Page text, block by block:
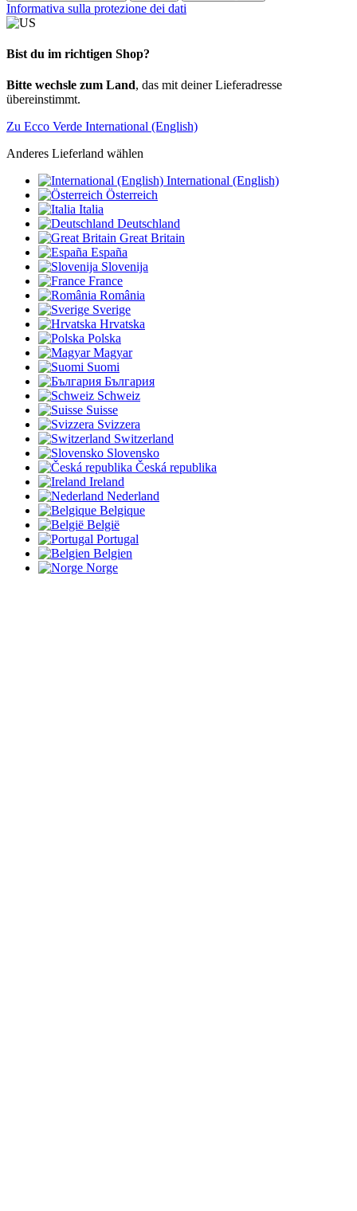
Informativa sulla protezione dei dati
Bist du im richtigen Shop?
Bitte wechsle zum Land, das mit deiner Lieferadresse
übereinstimmt.
Zu Ecco Verde International (English)
Anderes Lieferland wählen
International (English)
Österreich
Italia
Deutschland
Great Britain
España
Slovenija
France
România
Sverige
Hrvatska
Polska
Magyar
Suomi
България
Schweiz
Suisse
Svizzera
Switzerland
Slovensko
Česká republika
Ireland
Nederland
Belgique
België
Portugal
Belgien
Norge